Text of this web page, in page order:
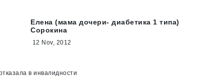
Елена (мама дочери- диабетика 1 типа)
Сорокина
12 Nov, 2012
в инвалидности